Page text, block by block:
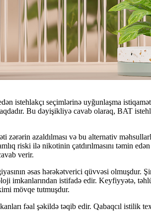
istehlakçı seçimlərinə uyğunlaşma
Bu dəyişikliyə cavab olaraq, BAT
azaldılması və bu alternativ
riski ilə nikotinin çatdırılmasını təmin
verir.
əsas hərəkətverici qüvvəsi olmuşdur.
imkanlarından istifadə edir. Keyfiyyətə,
mövqe tutmuşdur.
fəal şəkildə təqib edir. Qabaqcıl istilik